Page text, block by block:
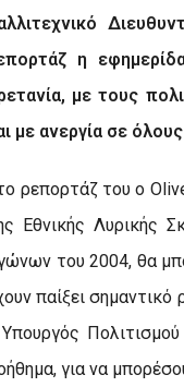
η
με τους
με ανεργία σε
ρεπορτάζ του ο
Εθνικής Λυρικής
του 2004, θα
παίξει
για να